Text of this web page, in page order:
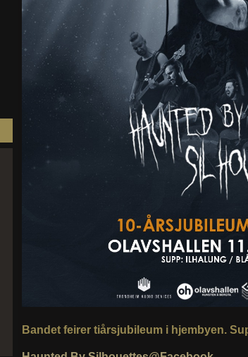
Bandet feirer tiårsjubileum i hjembyen.